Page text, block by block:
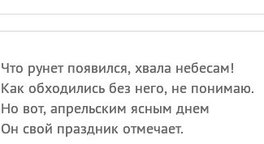
Что рунет появился, хвала небесам!
Как обходились без него, не понимаю.
Но вот, апрельским ясным днем
Он свой праздник отмечает.